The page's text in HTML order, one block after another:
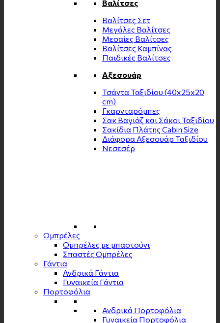
Βαλίτσες
Βαλίτσες Σετ
Μεγάλες Βαλίτσες
Μεσαίες Βαλίτσες
Βαλίτσες Καμπίνας
Παιδικές Βαλίτσες
Αξεσουάρ
Τσάντα Ταξιδίου (40x25x20
cm)
Γκαρνταρόμπες
Σακ Βαγιάζ και Σάκοι Ταξιδίου
Σακίδια Πλάτης Cabin Size
Διάφορα Αξεσουάρ Ταξιδίου
Νεσεσέρ
Ομπρέλες
Ομπρέλες με μπαστούνι
Σπαστές Ομπρέλες
Γάντια
Ανδρικά Γάντια
Γυναικεία Γάντια
Πορτοφόλια
Ανδρικά Πορτοφόλια
Γυναικεία Πορτοφόλια